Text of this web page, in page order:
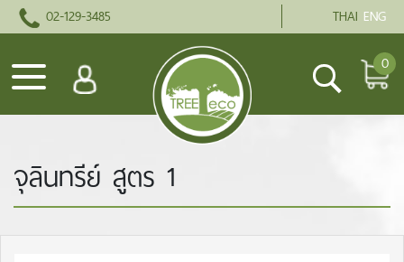
02-129-3485 THAI ENG
0
จุลินทรีย์ สูตร 1